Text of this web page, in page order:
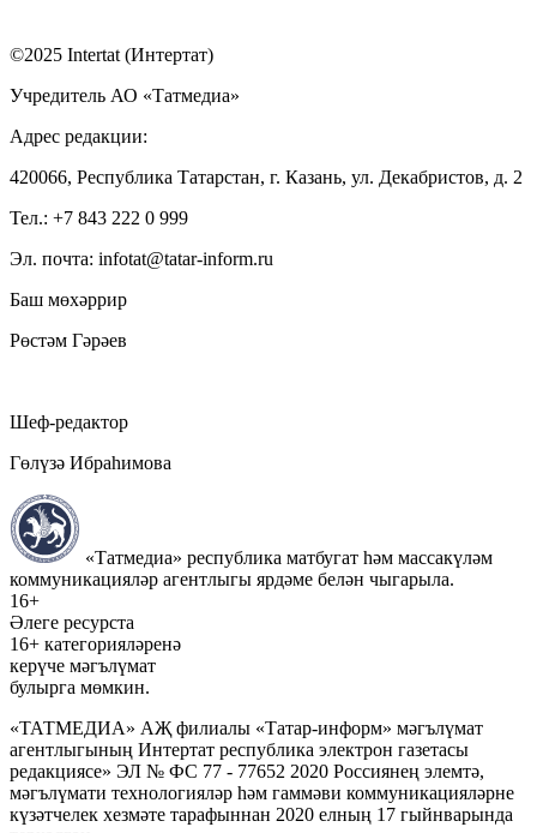
©2025 Intertat (Интертат)
Учредитель АО «Татмедиа»
Адрес редакции:
420066, Республика Татарстан, г. Казань, ул. Декабристов, д. 2
Тел.: +7 843 222 0 999
Эл. почта: infotat@tatar-inform.ru
Баш мөхәррир
Рөстәм Гәрәев
Шеф-редактор
Гөлүзә Ибраһимова
«Татмедиа» республика матбугат һәм массакүләм
коммуникацияләр агентлыгы ярдәме белән чыгарыла.
16+
Әлеге ресурста
16+ категорияләренә
керүче мәгълүмат
булырга мөмкин.
«ТАТМЕДИА» АҖ филиалы «Татар-информ» мәгълүмат
агентлыгының Интертат республика электрон газетасы
редакциясе» ЭЛ № ФС 77 - 77652 2020 Россиянең элемтә,
мәгълүмати технологияләр һәм гаммәви коммуникацияләрне
күзәтчелек хезмәте тарафыннан 2020 елның 17 гыйнварында